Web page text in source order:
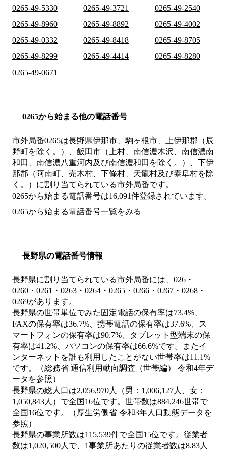
0265-49-5330
0265-49-3721
0265-49-2540
0265-49-8960
0265-49-8892
0265-49-4002
0265-49-0332
0265-49-8418
0265-49-8705
0265-49-8299
0265-49-4414
0265-49-8280
0265-49-0671
0265から始まる他の電話番号
市外局番0265は長野県伊那市、駒ヶ根市、上伊那郡（辰
野町を除く。）、飯田市（上村、南信濃木沢、南信濃南
和田、南信濃八重河内及び南信濃和田を除く。）、下伊
那郡（阿南町、売木村、下條村、天龍村及び泰阜村を除
く。） に割り当てられている市外局番です。
0265から始まる電話番号は16,091件登録されています。
0265から始まる電話番号一覧をみる
長野県の電話番号情報
長野県に割り当てられている市外局番には、026・
0260・0261・0263・0264・0265・0266・0267・0268・
0269があります。
長野県の世帯単位でみた固定電話の保有率は73.4%、
FAXの保有率は36.7%、携帯電話の保有率は37.6%、ス
マートフォンの保有率は90.7%、タブレット型端末の保
有率は41.2%、パソコンの保有率は66.6%です。またイ
ンターネットを誰も利用したことがない世帯率は11.1%
です。（総務省 通信利用動向調査（世帯編） 令和4年デ
ータを参照）
長野県の総人口は2,056,970人（男：1,006,127人、女：
1,050,843人）で全国16位です。世帯数は884,246世帯で
全国16位です。（厚生労働省 令和3年人口動態データを
参照）
長野県の事業所数は115,539件で全国15位です。従業者
数は1,020,500人で、1事業所あたりの従業者数は8.83人